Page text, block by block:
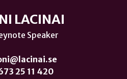
LACINAI
Speaker
25 11 420